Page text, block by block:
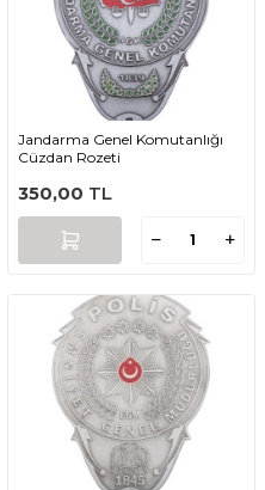
Jandarma Genel Komutanlığı
Cüzdan Rozeti
350,00 TL